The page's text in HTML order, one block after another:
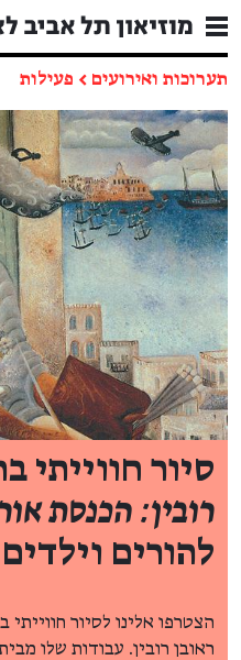
תערוכות ואירועים ← פעילות
סיור חווייתי
רובין: הכנסת
להורים וילדים
הצטרפו אלינו לסיור חווייתי
ראובן רובין. עבודות שלו